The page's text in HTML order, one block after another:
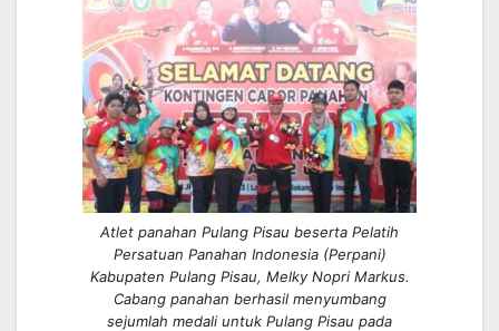
Atlet panahan Pulang Pisau beserta Pelatih
Persatuan Panahan Indonesia (Perpani)
Kabupaten Pulang Pisau, Melky Nopri Markus.
Cabang panahan berhasil menyumbang
sejumlah medali untuk Pulang Pisau pada